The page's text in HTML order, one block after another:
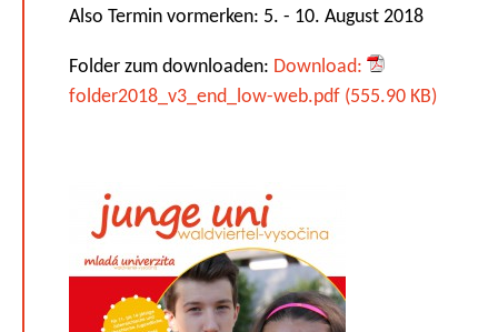
Also Termin vormerken: 5. - 10. August 2018
Folder zum downloaden: Download:
folder2018_v3_end_low-web.pdf (555.90 KB)